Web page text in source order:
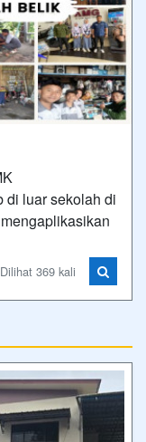
di luar sekolah di
369 kali